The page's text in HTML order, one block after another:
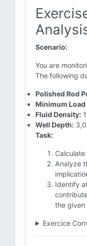
Scenario:
You are
The following
Polished Rod
Minimum
Fluid Density:
Well Depth:
Task:
Analyze
Identify
the given
Exercice